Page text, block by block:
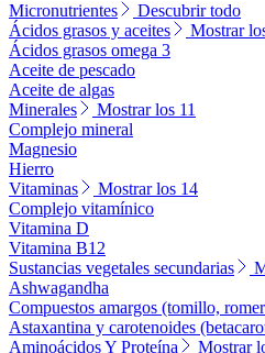
Micronutrientes
Descubrir todo
Ácidos grasos y aceites
Mostrar
Ácidos grasos omega 3
Aceite de pescado
Aceite de algas
Minerales
Mostrar los 11
Complejo mineral
Magnesio
Hierro
Vitaminas
Mostrar los 14
Complejo vitamínico
Vitamina D
Vitamina B12
Sustancias vegetales secundarias
Ashwagandha
Compuestos amargos (tomillo,
Astaxantina y carotenoides
Aminoácidos Y Proteína
Mostrar